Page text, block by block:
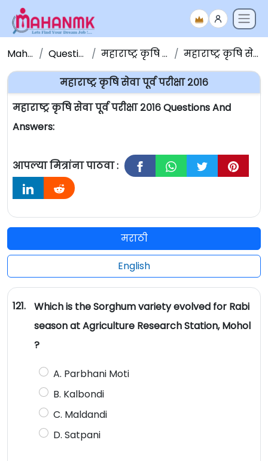
Maha NMK Question Papers महाराष्ट्र कृषि सेवा प्रश्नपत्रिका महाराष्ट्र कृषि सेवा पूर्व परीक्षा २०१६
महाराष्ट्र कृषि सेवा पूर्व परीक्षा २०१६
महाराष्ट्र कृषि सेवा पूर्व परीक्षा २०१६ Questions And
Answers:
आपल्या मित्रांना पाठवा :
मराठी
English
121.
Which is the Sorghum variety evolved for Rabi
season at Agriculture Research Station, Mohol
?
A. Parbhani Moti
B. Kalbondi
C. Maldandi
D. Satpani